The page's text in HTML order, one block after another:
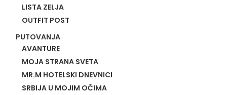
LISTA ZELJA
OUTFIT POST
PUTOVANJA
AVANTURE
MOJA STRANA SVETA
MR.M HOTELSKI DNEVNICI
SRBIJA U MOJIM OČIMA